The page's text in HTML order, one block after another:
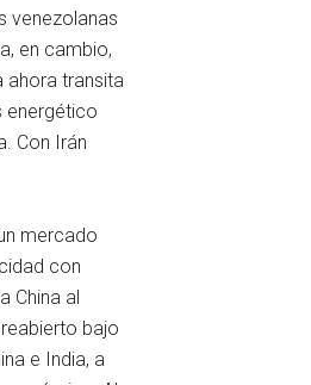
venezolanas
en cambio,
ahora transita
energético
Con Irán
mercado
con
China al
bajo
e India, a